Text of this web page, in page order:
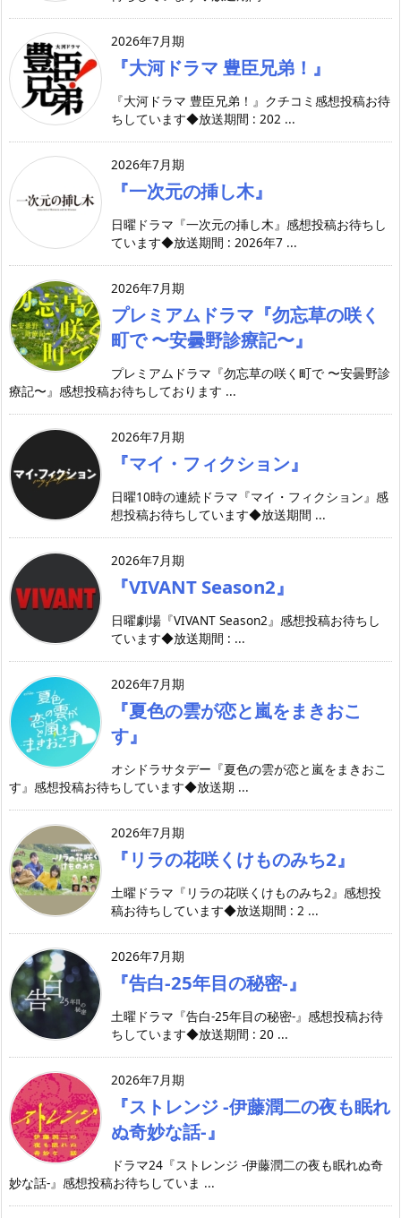
2026年7月期
『大河ドラマ 豊臣兄弟！』
『大河ドラマ 豊臣兄弟！』クチコミ感想投稿お待
ちしています◆放送期間 : 202 ...
2026年7月期
『一次元の挿し木』
日曜ドラマ『一次元の挿し木』感想投稿お待ちし
ています◆放送期間 : 2026年7 ...
2026年7月期
プレミアムドラマ『勿忘草の咲く
町で 〜安曇野診療記〜』
プレミアムドラマ『勿忘草の咲く町で 〜安曇野診
療記〜』感想投稿お待ちしております ...
2026年7月期
『マイ・フィクション』
日曜10時の連続ドラマ『マイ・フィクション』感
想投稿お待ちしています◆放送期間 ...
2026年7月期
『VIVANT Season2』
日曜劇場『VIVANT Season2』感想投稿お待ちし
ています◆放送期間 : ...
2026年7月期
『夏色の雲が恋と嵐をまきおこ
す』
オシドラサタデー『夏色の雲が恋と嵐をまきおこ
す』感想投稿お待ちしています◆放送期 ...
2026年7月期
『リラの花咲くけものみち2』
土曜ドラマ『リラの花咲くけものみち2』感想投
稿お待ちしています◆放送期間 : 2 ...
2026年7月期
『告白-25年目の秘密-』
土曜ドラマ『告白-25年目の秘密-』感想投稿お待
ちしています◆放送期間 : 20 ...
2026年7月期
『ストレンジ -伊藤潤二の夜も眠れ
ぬ奇妙な話-』
ドラマ24『ストレンジ -伊藤潤二の夜も眠れぬ奇
妙な話-』感想投稿お待ちしていま ...